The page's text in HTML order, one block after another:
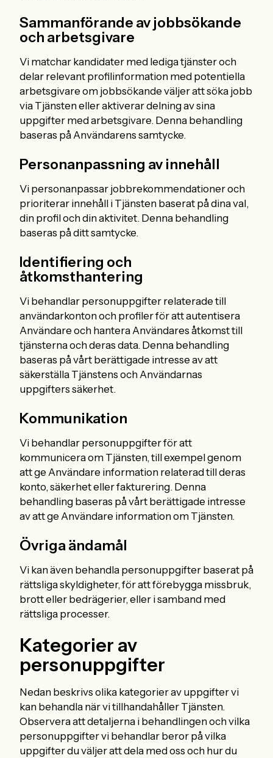
Sammanförande av jobbsökande
och arbetsgivare
Vi matchar kandidater med lediga tjänster och
delar relevant profilinformation med potentiella
arbetsgivare om jobbsökande väljer att söka jobb
via Tjänsten eller aktiverar delning av sina
uppgifter med arbetsgivare. Denna behandling
baseras på Användarens samtycke.
Personanpassning av innehåll
Vi personanpassar jobbrekommendationer och
prioriterar innehåll i Tjänsten baserat på dina val,
din profil och din aktivitet. Denna behandling
baseras på ditt samtycke.
Identifiering och
åtkomsthantering
Vi behandlar personuppgifter relaterade till
användarkonton och profiler för att autentisera
Användare och hantera Användares åtkomst till
tjänsterna och deras data. Denna behandling
baseras på vårt berättigade intresse av att
säkerställa Tjänstens och Användarnas
uppgifters säkerhet.
Kommunikation
Vi behandlar personuppgifter för att
kommunicera om Tjänsten, till exempel genom
att ge Användare information relaterad till deras
konto, säkerhet eller fakturering. Denna
behandling baseras på vårt berättigade intresse
av att ge Användare information om Tjänsten.
Övriga ändamål
Vi kan även behandla personuppgifter baserat på
rättsliga skyldigheter, för att förebygga missbruk,
brott eller bedrägerier, eller i samband med
rättsliga processer.
Kategorier av
personuppgifter
Nedan beskrivs olika kategorier av uppgifter vi
kan behandla när vi tillhandahåller Tjänsten.
Observera att detaljerna i behandlingen och vilka
personuppgifter vi behandlar beror på vilka
uppgifter du väljer att dela med oss och hur du